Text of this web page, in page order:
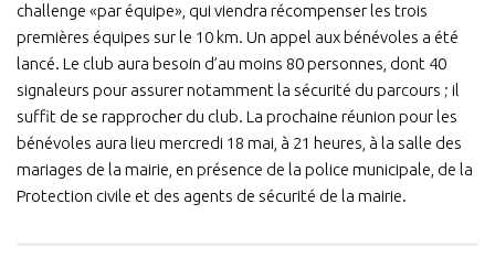
challenge «par équipe», qui viendra récompenser les trois
premières équipes sur le 10 km. Un appel aux bénévoles a été
lancé. Le club aura besoin d’au moins 80 personnes, dont 40
signaleurs pour assurer notamment la sécurité du parcours ; il
suffit de se rapprocher du club. La prochaine réunion pour les
bénévoles aura lieu mercredi 18 mai, à 21 heures, à la salle des
mariages de la mairie, en présence de la police municipale, de la
Protection civile et des agents de sécurité de la mairie.